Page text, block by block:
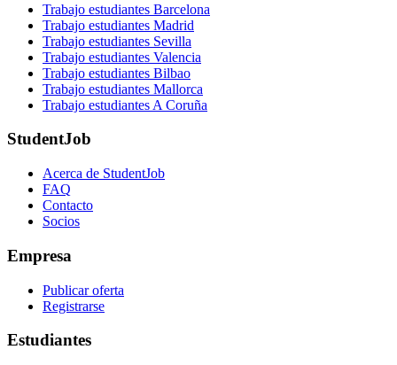
Trabajo estudiantes Barcelona
Trabajo estudiantes Madrid
Trabajo estudiantes Sevilla
Trabajo estudiantes Valencia
Trabajo estudiantes Bilbao
Trabajo estudiantes Mallorca
Trabajo estudiantes A Coruña
StudentJob
Acerca de StudentJob
FAQ
Contacto
Socios
Empresa
Publicar oferta
Registrarse
Estudiantes